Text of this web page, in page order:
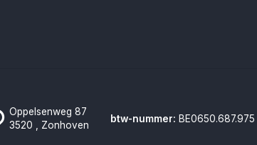
Oppelsenweg 87
3520 , Zonhoven
btw-nummer: BE0650.687.975